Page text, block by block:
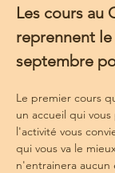
Les cours au
reprennent
septembre
Le premier cours
un accueil qui
l'activité vous
qui vous va le
n'entrainera